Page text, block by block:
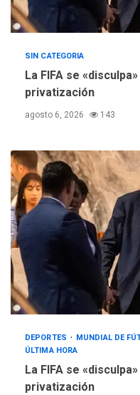
SIN CATEGORIA
La FIFA se
privatización
agosto 6, 2026 143
DEPORTES MUNDIAL DE
ÚLTIMA HORA
La FIFA se
privatización